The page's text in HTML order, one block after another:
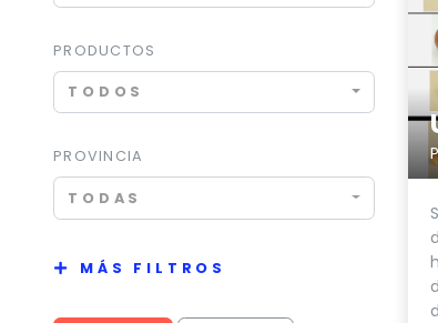
PRODUCTOS
TODOS
PROVINCIA
TODAS
MÁS FILTROS